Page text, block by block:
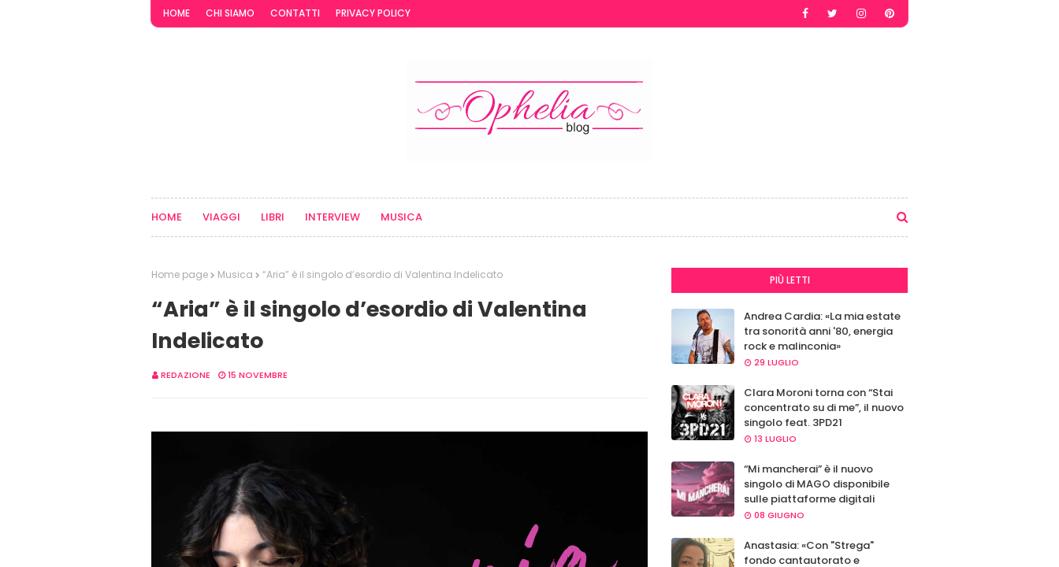
HOME CHI SIAMO CONTATTI PRIVACY POLICY
HOME VIAGGI LIBRI INTERVIEW MUSICA
Home page Musica “Aria” è il singolo d’esordio di Valentina Indelicato
“Aria” è il singolo d’esordio di Valentina
Indelicato
REDAZIONE 15 NOVEMBRE
PIÙ LETTI
Andrea Cardia: «La mia estate
tra sonorità anni '80, energia
rock e malinconia»
29 LUGLIO
Clara Moroni torna con “Stai
concentrato su di me”, il nuovo
singolo feat. 3PD21
13 LUGLIO
“Mi mancherai” è il nuovo
singolo di MAGO disponibile
sulle piattaforme digitali
08 GIUGNO
Anastasia: «Con "Strega"
fondo cantautorato e